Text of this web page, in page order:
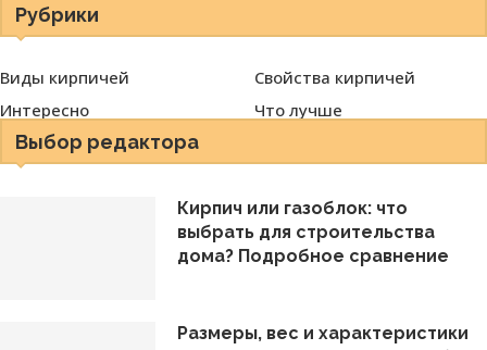
Рубрики
Виды кирпичей
Свойства кирпичей
Интересно
Что лучше
Выбор редактора
Кирпич или газоблок: что
выбрать для строительства
дома? Подробное сравнение
Размеры, вес и характеристики